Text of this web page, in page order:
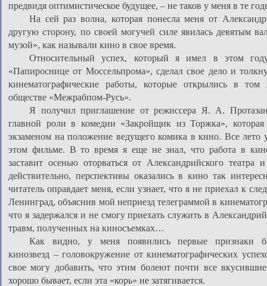
предвидя оптимистическое будущее, – не таков у меня в те
На сей раз волна, которая понесла меня от
другую сторону, по своей могучей силе явилась девятым
музой», как называли кино в свое время.
Относительный успех, который я имел в этом
«Папироснице от Моссельпрома», сделал свое дело и
кинематографические работы, которые открылись в
обществе «Межрабпом-Русь».
Я получил приглашение от режиссера Я. А.
главной роли в комедии «Закройщик из Торжка», которая
экзаменом на положение ведущего комика в кино. Все лето
этом фильме. В то время я еще не знал, что работа в
заставит осенью оторваться от Александрийского театра
действительно, перспективы оказались в кино так
читатель оправдает меня, если узнает, что я не приехал к
Ленинград, объяснив мой неприезд телеграммой в
что я задержался и не смогу приехать служить в
травм, полученных на киносъемках…
Как видно, у меня появились первые признаки
кинозвезд – головокружение от кинематографических
свое могу добавить, что этим болеют почти все
хорошо бывает, если эта «корь» не затягивается.